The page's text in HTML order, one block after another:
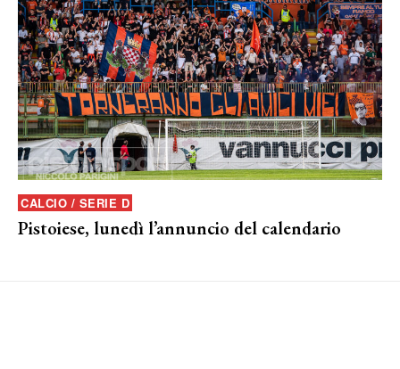
CALCIO / SERIE D
Pistoiese, lunedì l’annuncio del calendario